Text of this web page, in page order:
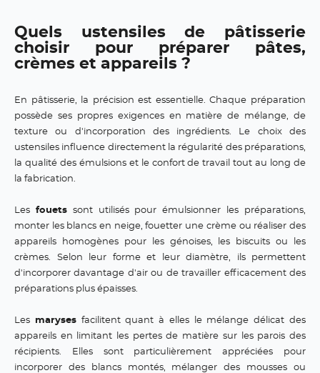
Quels ustensiles de pâtisserie
choisir pour préparer pâtes,
crèmes et appareils ?
En pâtisserie, la précision est essentielle. Chaque préparation
possède ses propres exigences en matière de mélange, de
texture ou d'incorporation des ingrédients. Le choix des
ustensiles influence directement la régularité des préparations,
la qualité des émulsions et le confort de travail tout au long de
la fabrication.
Les fouetssont utilisés pour émulsionner les préparations,
monter les blancs en neige, fouetter une crème ou réaliser des
appareils homogènes pour les génoises, les biscuits ou les
crèmes. Selon leur forme et leur diamètre, ils permettent
d'incorporer davantage d'air ou de travailler efficacement des
préparations plus épaisses.
Les marysesfacilitent quant à elles le mélange délicat des
appareils en limitant les pertes de matière sur les parois des
récipients. Elles sont particulièrement appréciées pour
incorporer des blancs montés, mélanger des mousses ou